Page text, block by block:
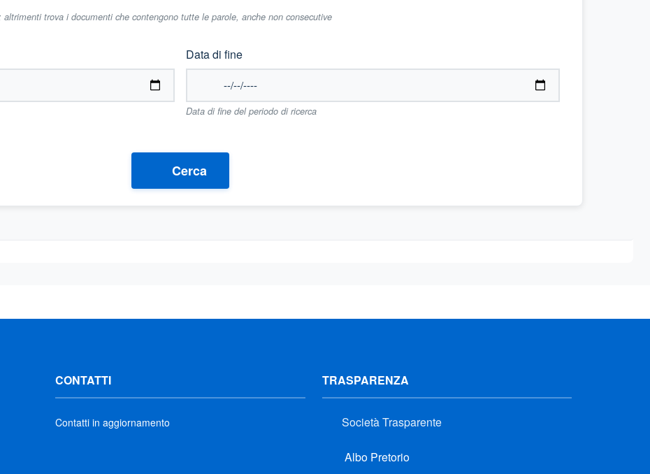
trova i documenti che contengono tutte le parole, anche non consecutive
Data di fine
Data di fine del periodo di ricerca
Cerca
CONTATTI
Contatti in aggiornamento
TRASPARENZA
Società Trasparente
Albo Pretorio